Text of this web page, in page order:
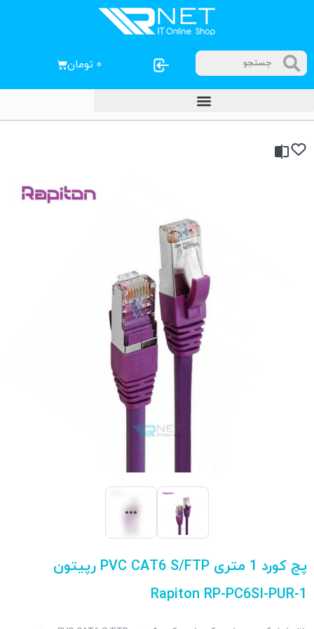
۰ تومان
پچ کورد 1 متری PVC CAT6 S/FTP رپیتون
Rapiton RP-PC6SI-PUR-1